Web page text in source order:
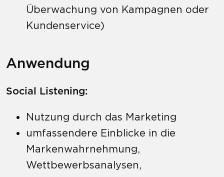
Überwachung von Kampagnen oder
Kundenservice)
Anwendung
Social Listening:
Nutzung durch das Marketing
umfassendere Einblicke in die
Markenwahrnehmung,
Wettbewerbsanalysen,